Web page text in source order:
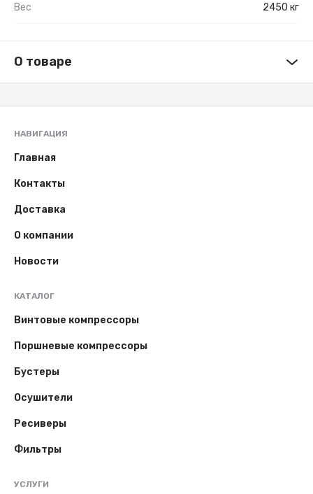
Вес 2450 кг
О товаре
НАВИГАЦИЯ
Главная
Контакты
Доставка
О компании
Новости
КАТАЛОГ
Винтовые компрессоры
Поршневые компрессоры
Бустеры
Осушители
Ресиверы
Фильтры
УСЛУГИ